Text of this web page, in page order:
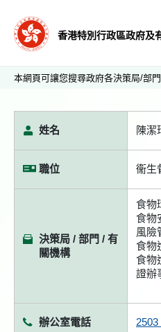
香港特別行政區政府及
本網頁可讓您搜尋政府各決策局/部
姓名 陳潔
職位 衞生
決策局 / 部門 / 有
關機構
食物
食物
風險
食物
食物
證辦
辦公室電話 2503